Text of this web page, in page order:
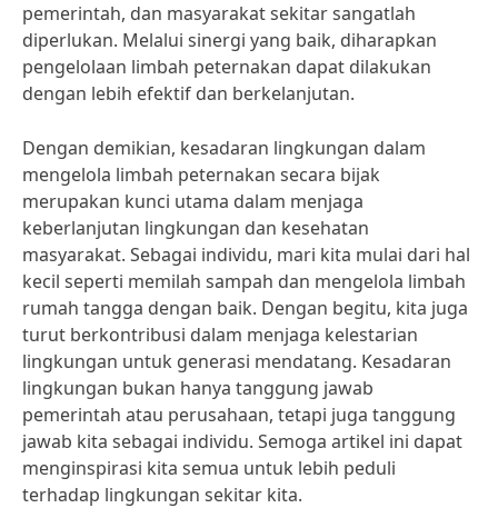
pemerintah, dan masyarakat sekitar sangatlah
diperlukan. Melalui sinergi yang baik, diharapkan
pengelolaan limbah peternakan dapat dilakukan
dengan lebih efektif dan berkelanjutan.
Dengan demikian, kesadaran lingkungan dalam
mengelola limbah peternakan secara bijak
merupakan kunci utama dalam menjaga
keberlanjutan lingkungan dan kesehatan
masyarakat. Sebagai individu, mari kita mulai dari hal
kecil seperti memilah sampah dan mengelola limbah
rumah tangga dengan baik. Dengan begitu, kita juga
turut berkontribusi dalam menjaga kelestarian
lingkungan untuk generasi mendatang. Kesadaran
lingkungan bukan hanya tanggung jawab
pemerintah atau perusahaan, tetapi juga tanggung
jawab kita sebagai individu. Semoga artikel ini dapat
menginspirasi kita semua untuk lebih peduli
terhadap lingkungan sekitar kita.